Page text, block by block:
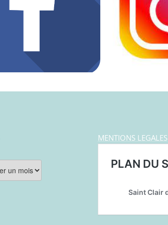
MENTIONS LEGALES